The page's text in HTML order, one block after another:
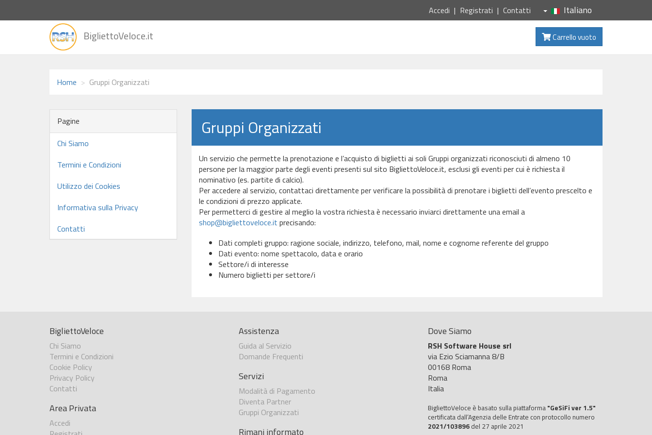
Accedi Registrati Contatti Italiano
alla
BigliettoVeloce.it Carrello vuoto
Home Gruppi Organizzati
Pagine
Chi Siamo
Termini e Condizioni
Utilizzo dei Cookies
Informativa sulla Privacy
Contatti
Gruppi Organizzati
Un servizio che permette la prenotazione e l’acquisto di biglietti ai soli Gruppi organizzati riconosciuti di almeno 10
persone per la maggior parte degli eventi presenti sul sito BigliettoVeloce.it, esclusi gli eventi per cui è richiesta il
nominativo (es. partite di calcio).
Per accedere al servizio, contattaci direttamente per verificare la possibilità di prenotare i biglietti dell’evento prescelto e
le condizioni di prezzo applicate.
Per permetterci di gestire al meglio la vostra richiesta è necessario inviarci direttamente una email a
shop@bigliettoveloce.it precisando:
Dati completi gruppo: ragione sociale, indirizzo, telefono, mail, nome e cognome referente del gruppo
Dati evento: nome spettacolo, data e orario
Settore/i di interesse
Numero biglietti per settore/i
BigliettoVeloce
Chi Siamo
Termini e Condizioni
Cookie Policy
Privacy Policy
Contatti
Area Privata
Accedi
Assistenza
Guida al Servizio
Domande Frequenti
Servizi
Modalità di Pagamento
Diventa Partner
Gruppi Organizzati
Rimani informato
Dove Siamo
RSH Software House srl
via Ezio Sciamanna 8/B
00168 Roma
Roma
Italia
BigliettoVeloce è basato sulla piattaforma "GeSiFi ver 1.5"
certificata dall’Agenzia delle Entrate con protocollo numero
2021/103896 del 27 aprile 2021